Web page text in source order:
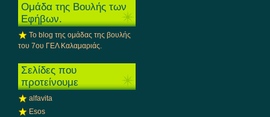
Ομάδα της Βουλής των
Εφήβων.
Το blog της ομάδας της βουλής
του 7ου ΓΕΛ Καλαμαριάς.
Σελίδες που
προτείνουμε
alfavita
Esos